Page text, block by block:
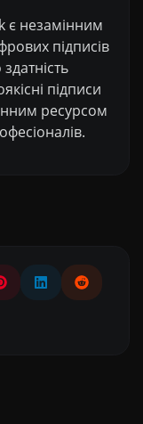
є незамінним
підписів
підписи
ресурсом